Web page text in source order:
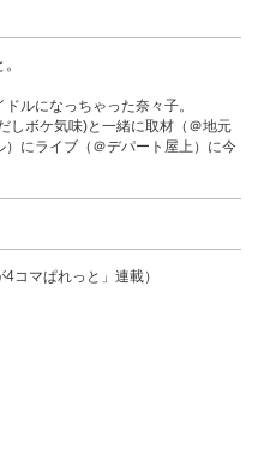
ルになっちゃった奈々子。
しボケ気味)と一緒に取材（＠地元
にライブ（＠デパート屋上）に今
コマぱれっと」連載）